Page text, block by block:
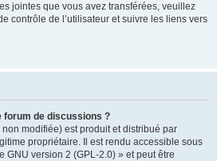
jointes que vous avez transférées, veuillez
contrôle de l’utilisateur et suivre les liens vers
forum de discussions ?
modifiée) est produit et distribué par
propriétaire. Il est rendu accessible sous
GNU version 2 (GPL-2.0) » et peut être